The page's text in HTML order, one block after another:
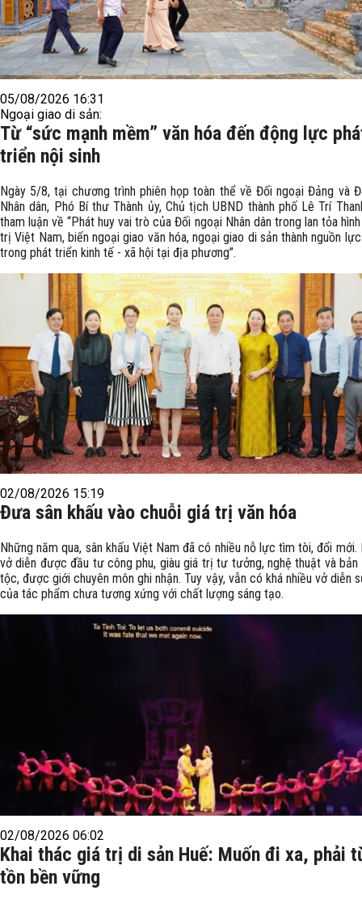
05/08/2026 16:31
Ngoại giao di sản:
Từ “sức mạnh mềm” văn hóa đến động lực
triển nội sinh
Ngày 5/8, tại chương trình phiên họp toàn thể về Đối ngoại Đảng và
Nhân dân, Phó Bí thư Thành ủy, Chủ tịch UBND thành phố Lê Trí
tham luận về “Phát huy vai trò của Đối ngoại Nhân dân trong lan tỏa
trị Việt Nam, biến ngoại giao văn hóa, ngoại giao di sản thành nguồn
trong phát triển kinh tế - xã hội tại địa phương”.
02/08/2026 15:19
Đưa sân khấu vào chuỗi giá trị văn hóa
Những năm qua, sân khấu Việt Nam đã có nhiều nỗ lực tìm tòi, đổi mới.
vở diễn được đầu tư công phu, giàu giá trị tư tưởng, nghệ thuật và bản
tộc, được giới chuyên môn ghi nhận. Tuy vậy, vẫn có khá nhiều vở diễn
của tác phẩm chưa tương xứng với chất lượng sáng tạo.
02/08/2026 06:02
Khai thác giá trị di sản Huế: Muốn đi xa, phải
tồn bền vững